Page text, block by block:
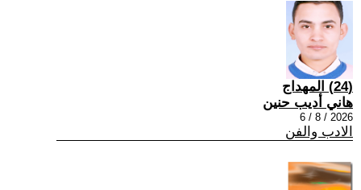
(24) المهداج
هاني أديب حنين
2026 / 8 / 6
الادب والفن